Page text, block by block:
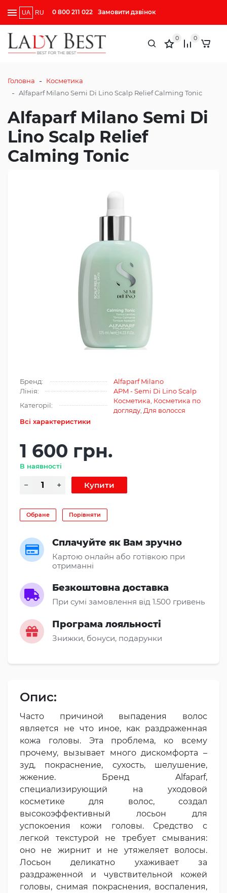
UA RU 0 800 211 022 Замовити дзвінок
0 0
Головна - Косметика
- Alfaparf Milano Semi Di Lino Scalp Relief Calming Tonic
Alfaparf Milano Semi Di
Lino Scalp Relief
Calming Tonic
Бренд:
Alfaparf Milano
Лінія:
APM - Semi Di Lino Scalp
Категорії:
Косметика Косметика по
догляду Для волосся
Всі характеристики
1 600 грн.
В наявності
Обране Порівняти
Сплачуйте як Вам зручно
Картою онлайн або готівкою при
отриманні
Безкоштовна доставка
При сумі замовлення від 1.500 гривень
Програма лояльності
Знижки, бонуси, подарунки
Опис:
Часто причиной выпадения волос
является не что иное, как раздраженная
кожа головы. Эта проблема, ко всему
прочему, вызывает много дискомфорта –
зуд, покраснение, сухость, шелушение,
жжение. Бренд Alfaparf,
специализирующий на уходовой
косметике для волос, создал
высокоэффективный лосьон для
успокоения кожи головы. Средство с
легкой текстурой не требует смывания:
оно не жирнит и не утяжеляет волосы.
Лосьон деликатно ухаживает за
раздраженной и чувствительной кожей
головы, снимая покраснения, воспаления,